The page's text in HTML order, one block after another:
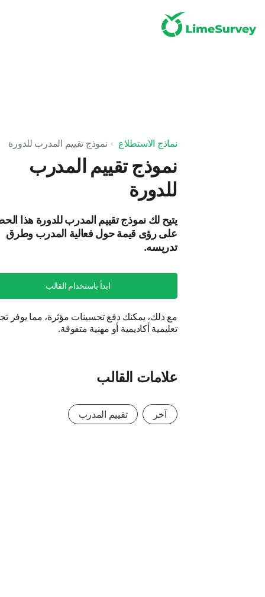
نماذج الاستطلاع نموذج تقييم المدرب للدورة
نموذج تقييم المدرب
للدورة
يتيح لك نموذج تقييم المدرب للدورة هذا
على رؤى قيمة حول فعالية المدرب وطرق
تدريسه.
ابدأ باستخدام القالب
مع ذلك، يمكنك دفع تحسينات مؤثرة، مما يوفر
تعليمية أكاديمية أو مهنية متفوقة.
علامات القالب
آخر تقييم المدرب